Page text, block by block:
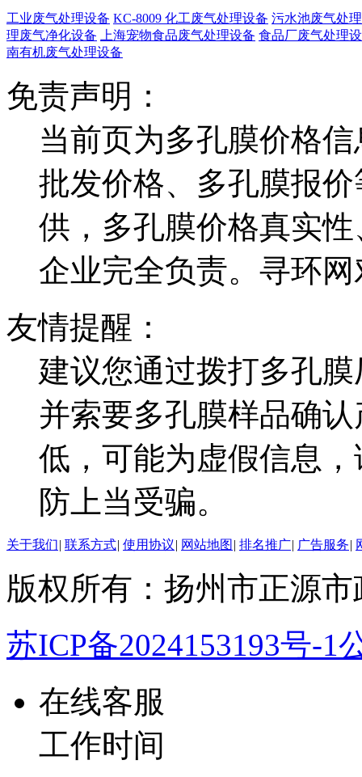
工业废气处理设备 KC-8009 化工废气处理设备 污水池废气处
理废气净化设备
上海宠物食品废气处理设备 食品厂废气处理
南有机废气处理设备
免责声明：
当前页为多孔膜价格
批发价格、多孔膜报
供，多孔膜价格真实
企业完全负责。寻环
友情提醒：
建议您通过拨打多孔
并索要多孔膜样品确
低，可能为虚假信息
防上当受骗。
关于我们| 联系方式| 使用协议| 网站地图 | 排名推广| 广告服务|
版权所有：扬州市正源
苏ICP备2024153193号-1
在线客服
工作时间